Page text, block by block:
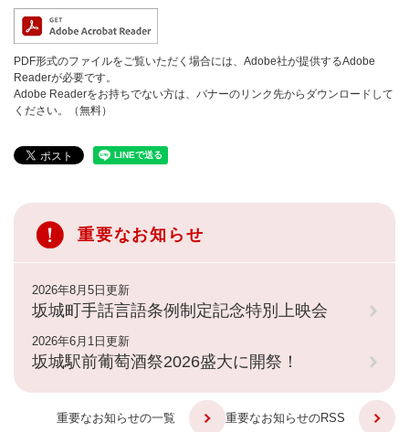
PDF形式のファイルをご覧いただく場合には、Adobe社が提供するAdobe
Readerが必要です。
Adobe Readerをお持ちでない方は、バナーのリンク先からダウンロードして
ください。（無料）
重要なお知らせ
2026年8月5日更新
坂城町手話言語条例制定記念特別上映会
2026年6月1日更新
坂城駅前葡萄酒祭2026盛大に開祭！
重要なお知らせの一覧 重要なお知らせのRSS